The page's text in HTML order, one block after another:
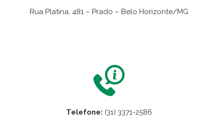
Rua Platina, 481 – Prado – Belo Horizonte/MG
Telefone: (31) 3371-2586